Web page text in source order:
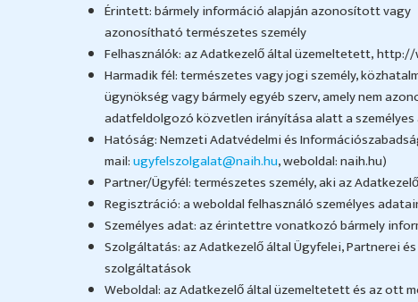
Érintett: bármely információ alapján azonosított vagy
azonosítható természetes személy
Felhasználók: az Adatkezelő által üzemeltetett,
Harmadik fél: természetes vagy jogi személy,
ügynökség vagy bármely egyéb szerv, amely nem
adatfeldolgozó közvetlen irányítása alatt a
Hatóság: Nemzeti Adatvédelmi és
mail:ugyfelszolgalat@naih.hu, weboldal: naih.hu)
Partner/Ügyfél: természetes személy, aki az
Regisztráció: a weboldal felhasználó személyes
Személyes adat: az érintettre vonatkozó bármely
Szolgáltatás: az Adatkezelő által Ügyfelei, Partnerei
szolgáltatások
Weboldal: az Adatkezelő által üzemeltetett és az ott